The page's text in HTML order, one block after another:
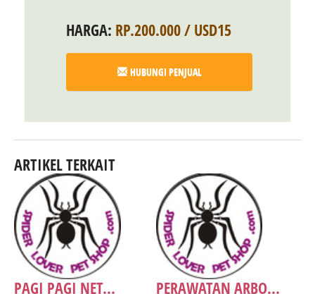
HARGA: RP.200.000 / USD15
HUBUNGI PENJUAL
ARTIKEL TERKAIT
PAGI PAGI NET... PERAWATAN ARBO...